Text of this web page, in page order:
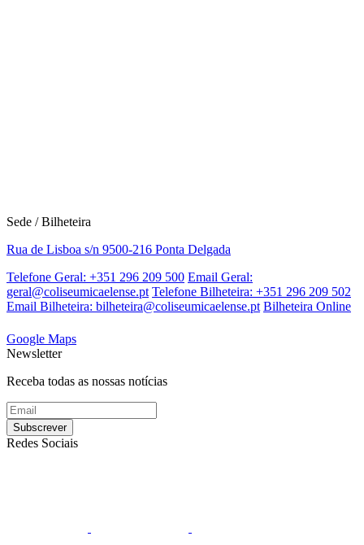
Sede / Bilheteira
Rua de Lisboa s/n 9500-216 Ponta Delgada
Telefone Geral: +351 296 209 500 Email Geral:
geral@coliseumicaelense.pt Telefone Bilheteira: +351 296 209 502
Email Bilheteira: bilheteira@coliseumicaelense.pt Bilheteira Online
Google Maps
Newsletter
Receba todas as nossas notícias
Redes Sociais